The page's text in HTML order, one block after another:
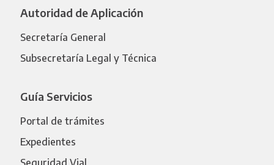
Autoridad de Aplicación
Secretaría General
Subsecretaría Legal y Técnica
Guía Servicios
Portal de trámites
Expedientes
Seguridad Vial